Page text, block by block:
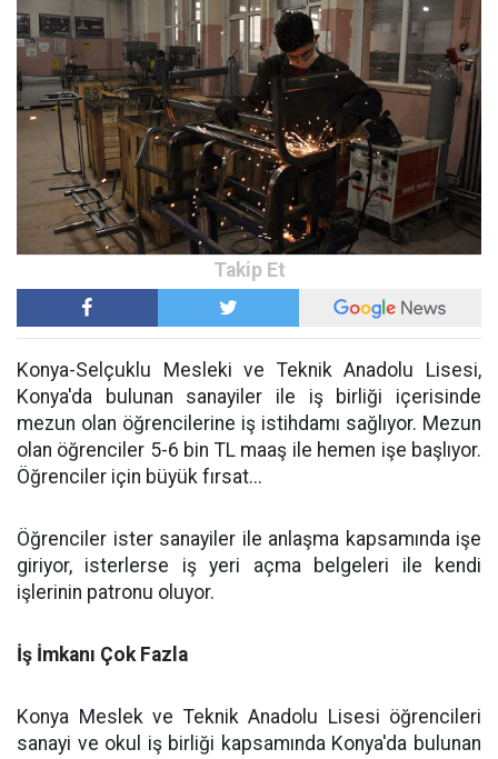
Konya-Selçuklu Mesleki ve Teknik Anadolu Lisesi,
Konya'da bulunan sanayiler ile iş birliği içerisinde
mezun olan öğrencilerine iş istihdamı sağlıyor. Mezun
olan öğrenciler 5-6 bin TL maaş ile hemen işe başlıyor.
Öğrenciler için büyük fırsat...
Öğrenciler ister sanayiler ile anlaşma kapsamında işe
giriyor, isterlerse iş yeri açma belgeleri ile kendi
işlerinin patronu oluyor.
İş İmkanı Çok Fazla
Konya Meslek ve Teknik Anadolu Lisesi öğrencileri
sanayi ve okul iş birliği kapsamında Konya'da bulunan